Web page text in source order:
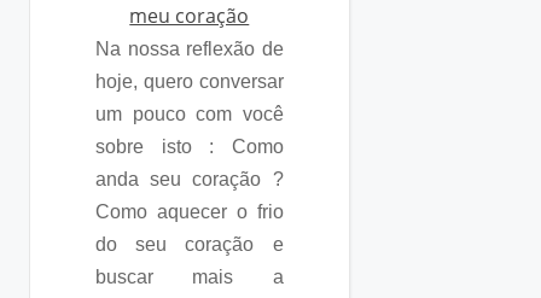
Na nossa reflexão de
hoje, quero conversar
um pouco com você
sobre isto : Como
anda seu coração ?
Como aquecer o frio
do seu coração e
buscar mais a